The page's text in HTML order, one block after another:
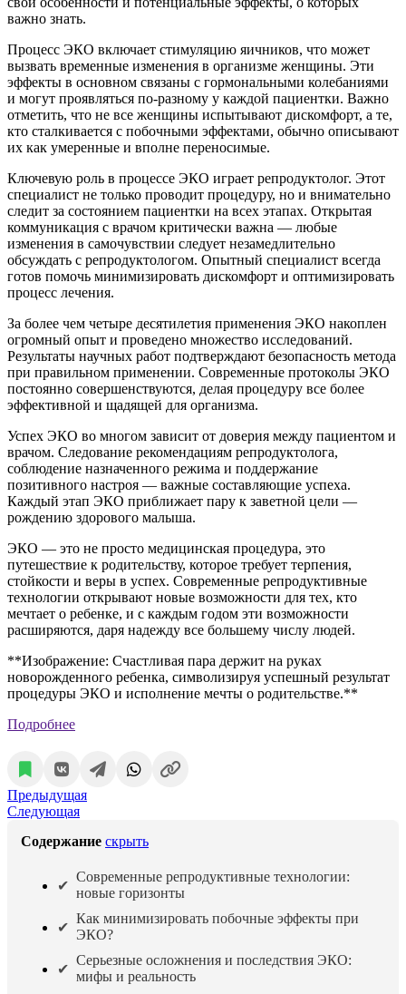
важно знать.
Процесс ЭКО включает стимуляцию яичников, что может
вызвать временные изменения в организме женщины. Эти
эффекты в основном связаны с гормональными колебаниями
и могут проявляться по-разному у каждой пациентки. Важно
отметить, что не все женщины испытывают дискомфорт, а те,
кто сталкивается с побочными эффектами, обычно описывают
их как умеренные и вполне переносимые.
Ключевую роль в процессе ЭКО играет репродуктолог. Этот
специалист не только проводит процедуру, но и внимательно
следит за состоянием пациентки на всех этапах. Открытая
коммуникация с врачом критически важна — любые
изменения в самочувствии следует незамедлительно
обсуждать с репродуктологом. Опытный специалист всегда
готов помочь минимизировать дискомфорт и оптимизировать
процесс лечения.
За более чем четыре десятилетия применения ЭКО накоплен
огромный опыт и проведено множество исследований.
Результаты научных работ подтверждают безопасность метода
при правильном применении. Современные протоколы ЭКО
постоянно совершенствуются, делая процедуру все более
эффективной и щадящей для организма.
Успех ЭКО во многом зависит от доверия между пациентом и
врачом. Следование рекомендациям репродуктолога,
соблюдение назначенного режима и поддержание
позитивного настроя — важные составляющие успеха.
Каждый этап ЭКО приближает пару к заветной цели —
рождению здорового малыша.
ЭКО — это не просто медицинская процедура, это
путешествие к родительству, которое требует терпения,
стойкости и веры в успех. Современные репродуктивные
технологии открывают новые возможности для тех, кто
мечтает о ребенке, и с каждым годом эти возможности
расширяются, даря надежду все большему числу людей.
**Изображение: Счастливая пара держит на руках
новорожденного ребенка, символизируя успешный результат
процедуры ЭКО и исполнение мечты о родительстве.**
Подробнее
Предыдущая
Следующая
Содержание скрыть
Современные репродуктивные технологии:
новые горизонты
Как минимизировать побочные эффекты при
ЭКО?
Серьезные осложнения и последствия ЭКО:
мифы и реальность